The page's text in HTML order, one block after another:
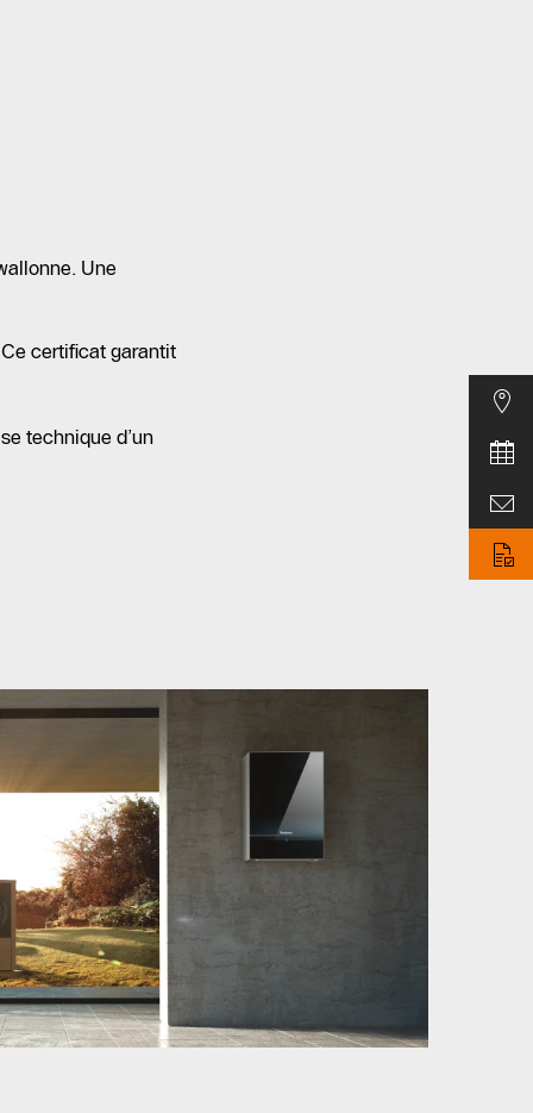
Une
certificat garantit
technique d’un